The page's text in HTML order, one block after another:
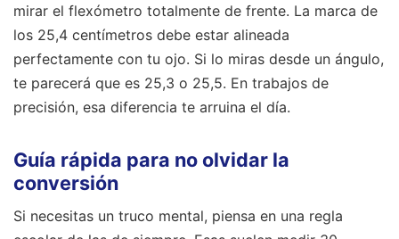
mirar el flexómetro totalmente de frente. La marca de
los 25,4 centímetros debe estar alineada
perfectamente con tu ojo. Si lo miras desde un ángulo,
te parecerá que es 25,3 o 25,5. En trabajos de
precisión, esa diferencia te arruina el día.
Guía rápida para no olvidar la
conversión
Si necesitas un truco mental, piensa en una regla